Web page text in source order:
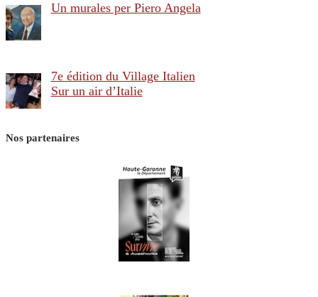
Un murales per Piero Angela
7e édition du Village Italien
Sur un air d’Italie
Nos partenaires